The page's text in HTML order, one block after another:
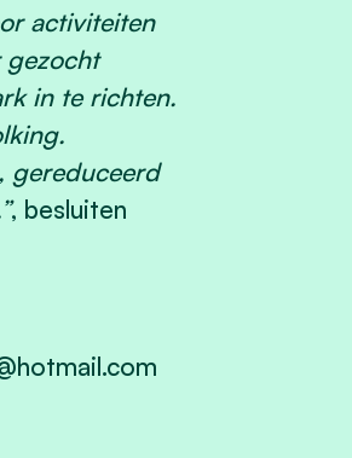
activiteiten
gezocht
in te richten.
gereduceerd
, besluiten